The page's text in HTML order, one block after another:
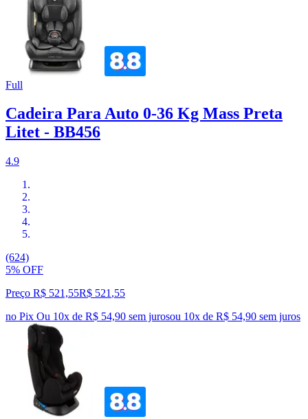
Full
Cadeira Para Auto 0-36 Kg Mass Preta
Litet - BB456
4.9
(624)
5% OFF
Preço R$ 521,55R$ 521 ,55
no Pix Ou 10x de R$ 54,90 sem jurosou 10x de R$ 54,90 sem juros